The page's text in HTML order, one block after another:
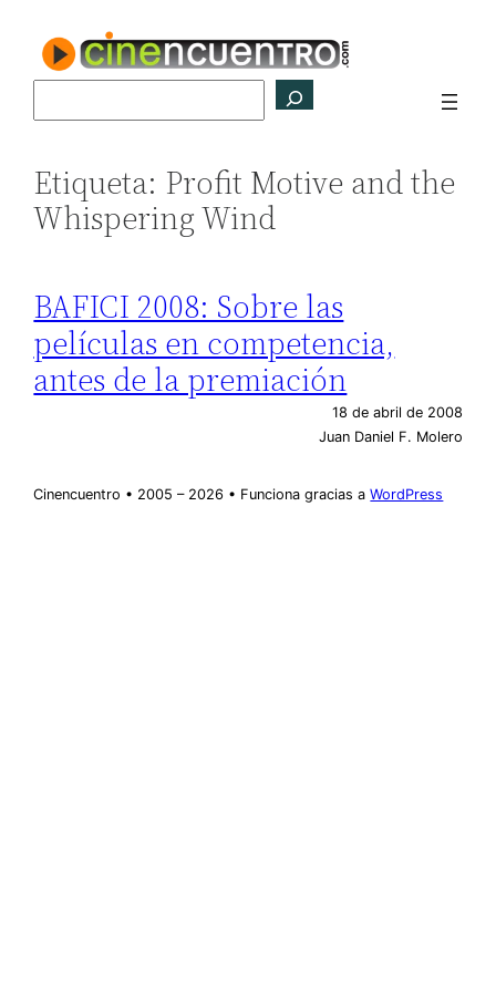
contenido
Etiqueta: Profit Motive and the
Whispering Wind
BAFICI 2008: Sobre las
películas en competencia,
antes de la premiación
18 de abril de 2008
Juan Daniel F. Molero
Cinencuentro • 2005 – 2026 • Funciona gracias aWordPress